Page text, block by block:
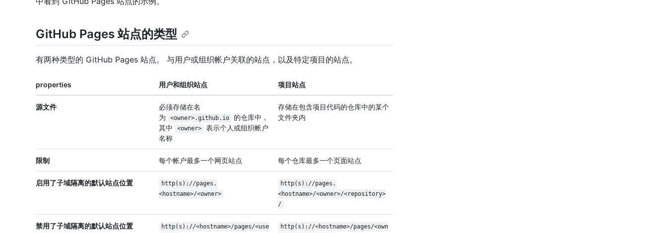
GitHub Pages 站点的类型
有两种类型的 GitHub Pages 站点。 与用户或组织帐户关联的站点，以及特定项目的站点。
properties 用户和组织站点 项目站点
源文件
必须存储在名
为
<owner>.github.io
的仓库中，
其中
<owner>
表示个人或组织帐户
名称
存储在包含项目代码的仓库中的某个
文件夹内
限制 每个帐户最多一个网页站点 每个仓库最多一个页面站点
启用了子域隔离的默认站点位置
http(s)://pages.
<hostname>/<owner>
http(s)://pages.
<hostname>/<owner>/<repository>
/
禁用了子域隔离的默认站点位置
http(s)://<hostname>/pages/<use
http(s)://<hostname>/pages/<own